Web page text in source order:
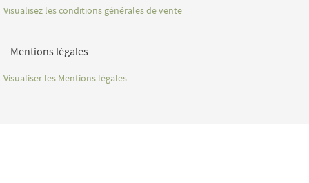
Visualisez les conditions générales de vente
Mentions légales
Visualiser les Mentions légales